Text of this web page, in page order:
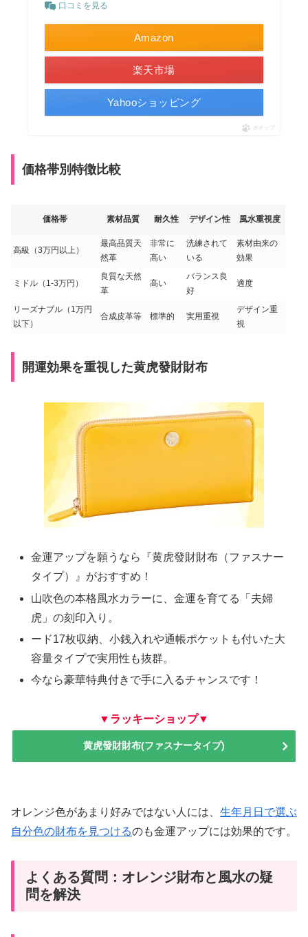
口コミを見る
Amazon
楽天市場
Yahooショッピング
ポチップ
価格帯別特徴比較
価格帯 素材品質 耐久性 デザイン性 風水重視度
高級（3万円以上）
最高品質天
然革
非常に
高い
洗練されて
いる
素材由来の
効果
ミドル（1-3万円）
良質な天然
革
高い
バランス良
好
適度
リーズナブル（1万円
以下）
合成皮革等 標準的 実用重視
デザイン重
視
開運効果を重視した黄虎發財財布
金運アップを願うなら『黄虎發財財布（ファスナー
タイプ）』がおすすめ！
山吹色の本格風水カラーに、金運を育てる「夫婦
虎」の刻印入り。
ード17枚収納、小銭入れや通帳ポケットも付いた大
容量タイプで実用性も抜群。
今なら豪華特典付きで手に入るチャンスです！
▼ラッキーショップ▼
黄虎發財財布(ファスナータイプ)
オレンジ色があまり好みではない人には、 生年月日で選ぶ
自分色の財布を見つけるのも金運アップには効果的です。
よくある質問：オレンジ財布と風水の疑
問を解決